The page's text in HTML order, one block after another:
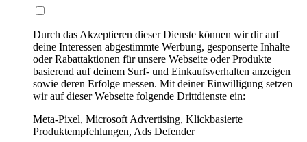
Durch das Akzeptieren dieser Dienste können wir dir auf
deine Interessen abgestimmte Werbung, gesponserte Inhalte
oder Rabattaktionen für unsere Webseite oder Produkte
basierend auf deinem Surf- und Einkaufsverhalten anzeigen
sowie deren Erfolge messen. Mit deiner Einwilligung setzen
wir auf dieser Webseite folgende Drittdienste ein:
Meta-Pixel, Microsoft Advertising, Klickbasierte
Produktempfehlungen, Ads Defender